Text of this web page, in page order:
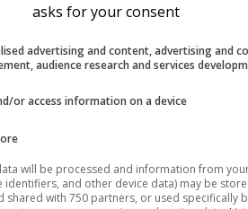
asks for your consent
advertising and content, advertising and
audience research and services
or access information on a device
will be processed and information from
identifiers, and other device data) may be
shared with 750 partners, or used specifically